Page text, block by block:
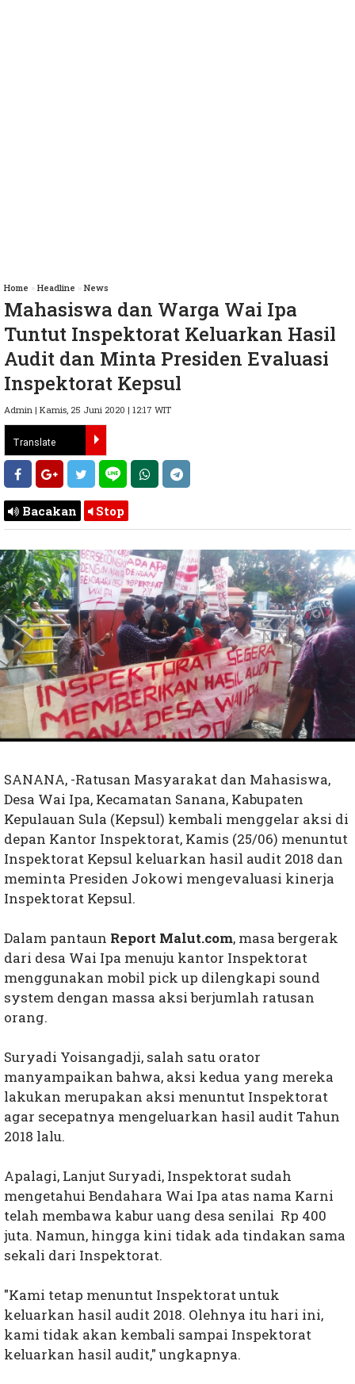
Home » Headline » News
Mahasiswa dan Warga Wai Ipa
Tuntut Inspektorat Keluarkan Hasil
Audit dan Minta Presiden Evaluasi
Inspektorat Kepsul
Admin | Kamis, 25 Juni 2020 | 12:17 WIT
Bacakan Stop
SANANA, -Ratusan Masyarakat dan Mahasiswa,
Desa Wai Ipa, Kecamatan Sanana, Kabupaten
Kepulauan Sula (Kepsul) kembali menggelar aksi di
depan Kantor Inspektorat, Kamis (25/06) menuntut
Inspektorat Kepsul keluarkan hasil audit 2018 dan
meminta Presiden Jokowi mengevaluasi kinerja
Inspektorat Kepsul.
Dalam pantaun Report Malut.com, masa bergerak
dari desa Wai Ipa menuju kantor Inspektorat
menggunakan mobil pick up dilengkapi sound
system dengan massa aksi berjumlah ratusan
orang.
Suryadi Yoisangadji, salah satu orator
manyampaikan bahwa, aksi kedua yang mereka
lakukan merupakan aksi menuntut Inspektorat
agar secepatnya mengeluarkan hasil audit Tahun
2018 lalu.
Apalagi, Lanjut Suryadi, Inspektorat sudah
mengetahui Bendahara Wai Ipa atas nama Karni
telah membawa kabur uang desa senilai Rp 400
juta. Namun, hingga kini tidak ada tindakan sama
sekali dari Inspektorat.
"Kami tetap menuntut Inspektorat untuk
keluarkan hasil audit 2018. Olehnya itu hari ini,
kami tidak akan kembali sampai Inspektorat
keluarkan hasil audit," ungkapnya.